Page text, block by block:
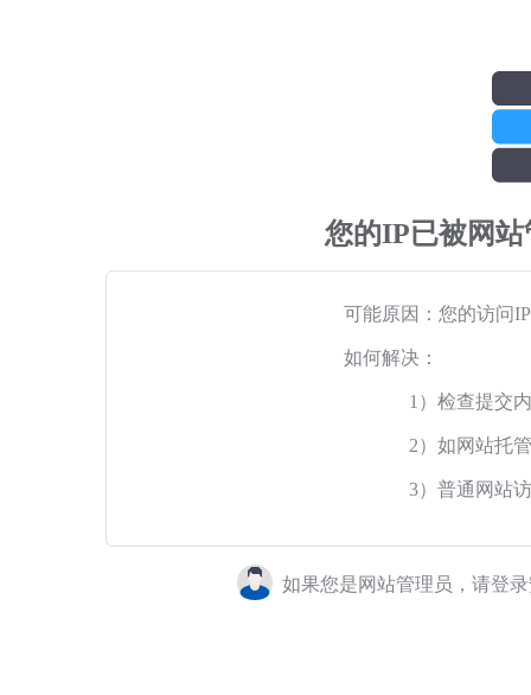
您的IP已被网
可能原因：您的访问
如何解决：
1）检查提交
2）如网站托
3）普通网站
如果您是网站管理员，请登